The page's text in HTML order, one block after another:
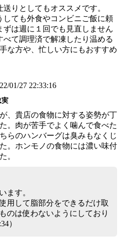
りとしてもオススメです。
しても外食やコンビニご飯に頼
は週に１回でも見直しません
て調理済で解凍したり温める
な方や、忙しい方にもおすすめ
01/27 22:33:16
実
、貴店の食物に対する姿勢が丁
。肉が苦手でよく噛んで食べた
らのハンバーグは臭みもなくじ
。ホンモノの食物には濃い味付
。
ます。
用して脂部分をできるだけ取
のは使わないようにしており
）